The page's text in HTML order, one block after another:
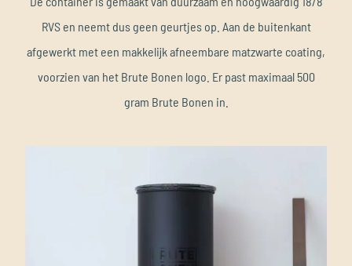
RVS en neemt dus geen geurtjes op. Aan de buitenkant
afgewerkt met een makkelijk afneembare matzwarte coating,
voorzien van het Brute Bonen logo. Er past maximaal 500
gram Brute Bonen in.